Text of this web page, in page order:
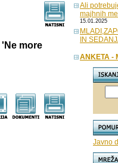
'Ne more
Ali
majhnih
15.01.2025
IN
ANKETA -
Javno